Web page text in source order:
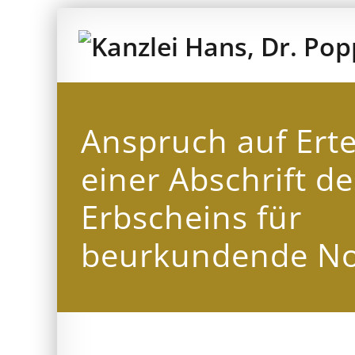
Inhalt
springen
Anspruch auf
einer Abschrift
Erbscheins für
beurkundende